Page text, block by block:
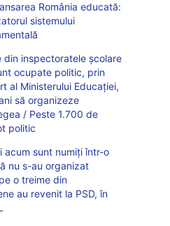
România educată:
sistemului
inspectoratele școlare
ocupate politic, prin
al Ministerului Educației,
să organizeze
/ Peste 1.700 de
politic
acum sunt numiți într-o
nu s-au organizat
o treime din
au revenit la PSD, în